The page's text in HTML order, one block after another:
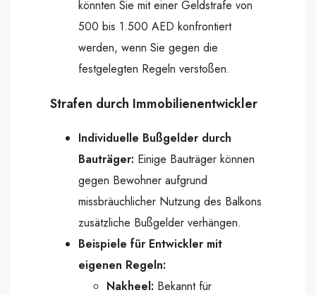
könnten Sie mit einer Geldstrafe von
500 bis 1.500 AED konfrontiert
werden, wenn Sie gegen die
festgelegten Regeln verstoßen.
Strafen durch Immobilienentwickler
Individuelle Bußgelder durch
Bauträger: Einige Bauträger können
gegen Bewohner aufgrund
missbräuchlicher Nutzung des Balkons
zusätzliche Bußgelder verhängen.
Beispiele für Entwickler mit
eigenen Regeln:
Nakheel: Bekannt für